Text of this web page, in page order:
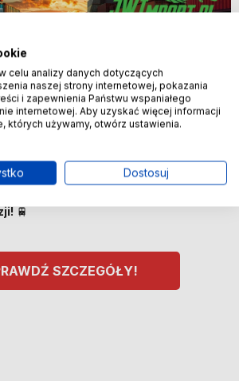
import z Chin –
🚆
SZCZEGÓŁY!
celu analizy danych dotyczących
naszej strony internetowej, pokazania
i zapewnienia Państwu wspaniałego
internetowej. Aby uzyskać więcej informacji
których używamy, otwórz ustawienia.
Dostosuj